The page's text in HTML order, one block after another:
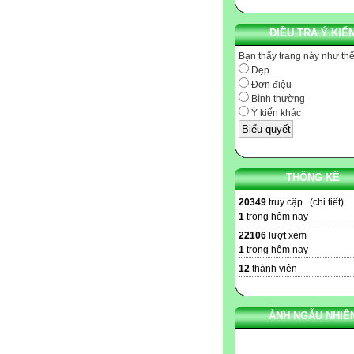
ĐIỀU TRA Ý
Bạn thấy trang này như
Đẹp
Đơn điệu
Bình thường
Ý kiến khác
THỐNG KÊ
20349 truy cập (chi tiết)
1 trong hôm nay
22106 lượt xem
1 trong hôm nay
12 thành viên
ẢNH NGẪU